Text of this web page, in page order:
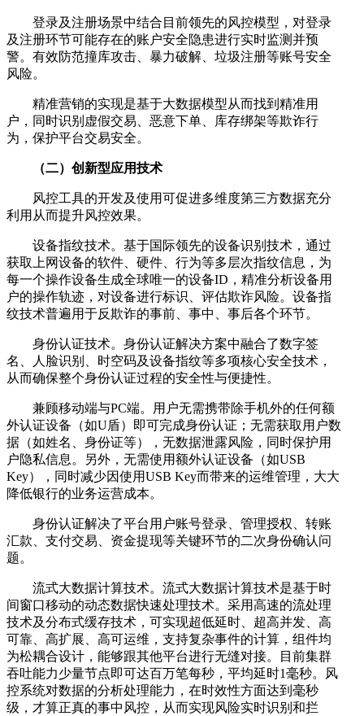
登录及注册场景中结合目前领先的风控模型，对登录
及注册环节可能存在的账户安全隐患进行实时监测并预
警。有效防范撞库攻击、暴力破解、垃圾注册等账号安全
风险。
精准营销的实现是基于大数据模型从而找到精准用
户，同时识别虚假交易、恶意下单、库存绑架等欺诈行
为，保护平台交易安全。
（二）创新型应用技术
风控工具的开发及使用可促进多维度第三方数据充分
利用从而提升风控效果。
设备指纹技术。基于国际领先的设备识别技术，通过
获取上网设备的软件、硬件、行为等多层次指纹信息，为
每一个操作设备生成全球唯一的设备ID，精准分析设备用
户的操作轨迹，对设备进行标识、评估欺诈风险。设备指
纹技术普遍用于反欺诈的事前、事中、事后各个环节。
身份认证技术。身份认证解决方案中融合了数字签
名、人脸识别、时空码及设备指纹等多项核心安全技术，
从而确保整个身份认证过程的安全性与便捷性。
兼顾移动端与PC端。用户无需携带除手机外的任何额
外认证设备（如U盾）即可完成身份认证；无需获取用户数
据（如姓名、身份证等），无数据泄露风险，同时保护用
户隐私信息。另外，无需使用额外认证设备（如USB
Key），同时减少因使用USB Key而带来的运维管理，大大
降低银行的业务运营成本。
身份认证解决了平台用户账号登录、管理授权、转账
汇款、支付交易、资金提现等关键环节的二次身份确认问
题。
流式大数据计算技术。流式大数据计算技术是基于时
间窗口移动的动态数据快速处理技术。采用高速的流处理
技术及分布式缓存技术，可实现超低延时、超高并发、高
可靠、高扩展、高可运维，支持复杂事件的计算，组件均
为松耦合设计，能够跟其他平台进行无缝对接。目前集群
吞吐能力少量节点即可达百万笔每秒，平均延时1毫秒。风
控系统对数据的分析处理能力，在时效性方面达到毫秒
级，才算正真的事中风控，从而实现风险实时识别和拦